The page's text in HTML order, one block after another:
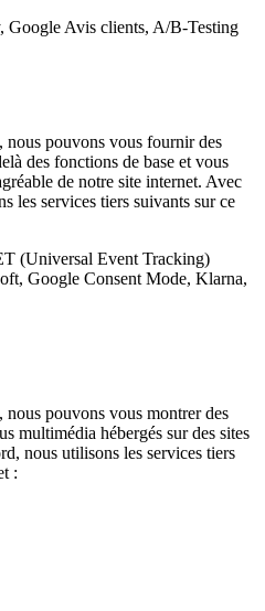
Google Avis clients, A/B-Testing
nous pouvons vous fournir des
des fonctions de base et vous
de notre site internet. Avec
les services tiers suivants sur ce
(Universal Event Tracking)
Google Consent Mode, Klarna,
nous pouvons vous montrer des
multimédia hébergés sur des sites
nous utilisons les services tiers
: